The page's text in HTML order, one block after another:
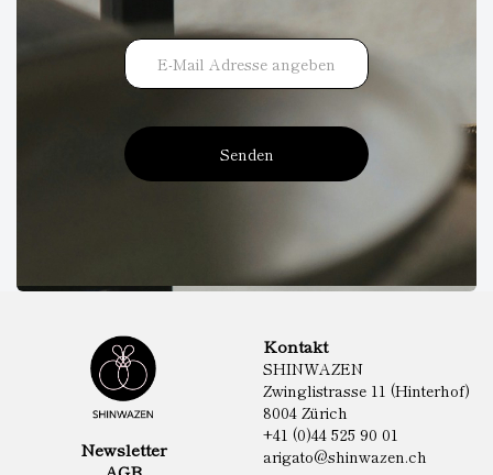
Senden
Newsletter
Kontakt
SHINWAZEN
Zwinglistrasse 11 (Hinterhof)
8004 Zürich
+41 (0)44 525 90 01
arigato@shinwazen.ch